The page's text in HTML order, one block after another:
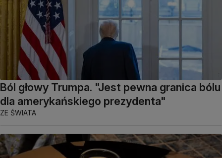
Ból głowy Trumpa. "Jest pewna granica bólu
dla amerykańskiego prezydenta"
ZE ŚWIATA